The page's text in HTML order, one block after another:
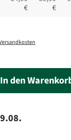
€
€
In den